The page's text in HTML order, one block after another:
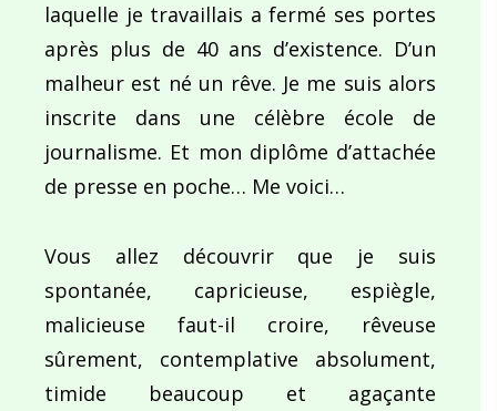
laquelle je travaillais a fermé ses portes
après plus de 40 ans d’existence. D’un
malheur est né un rêve. Je me suis alors
inscrite dans une célèbre école de
journalisme. Et mon diplôme d’attachée
de presse en poche… Me voici…
Vous allez découvrir que je suis
spontanée, capricieuse, espiègle,
malicieuse faut-il croire, rêveuse
sûrement, contemplative absolument,
timide beaucoup et agaçante